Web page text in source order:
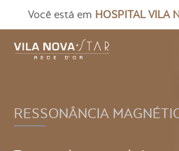
Você está em HOSPITAL VILA
RESSONÂNCIA